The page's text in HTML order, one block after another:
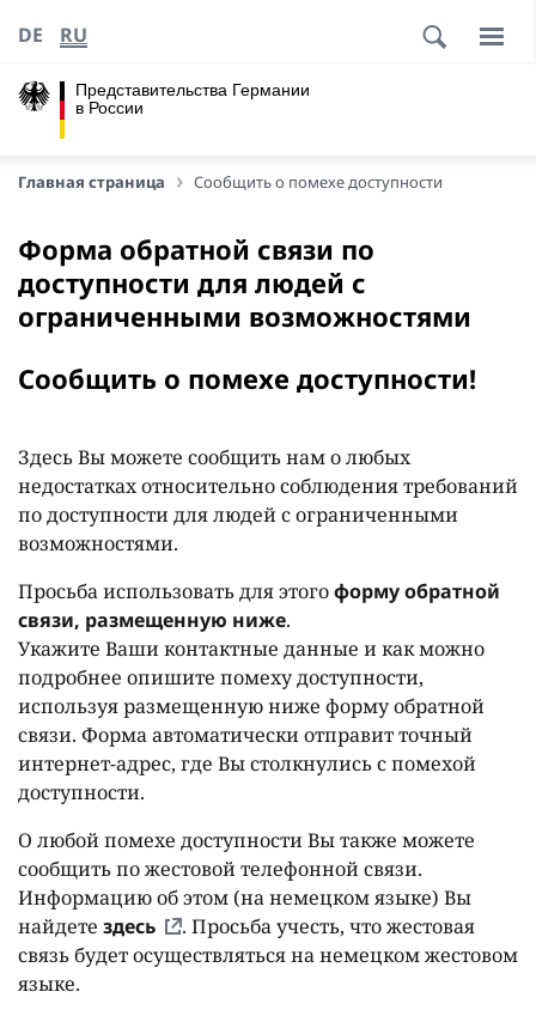
Представительства Германии
в России
DE RU
Главная страница Сообщить о помехе доступности
Форма обратной связи по
доступности для людей с
ограниченными возможностями
Сообщить о помехе доступности!
Здесь Вы можете сообщить нам о любых
недостатках относительно соблюдения требований
по доступности для людей с ограниченными
возможностями.
Просьба использовать для этогоформу обратной
связи, размещенную ниже.
Укажите Ваши контактные данные и как можно
подробнее опишите помеху доступности,
используя размещенную ниже форму обратной
связи. Форма автоматически отправит точный
интернет-адрес, где Вы столкнулись с помехой
доступности.
О любой помехе доступности Вы также можете
сообщить по жестовой телефонной связи.
Информацию об этом (на немецком языке) Вы
найдете здесь
. Просьба учесть, что жестовая
связь будет осуществляться на немецком жестовом
языке.